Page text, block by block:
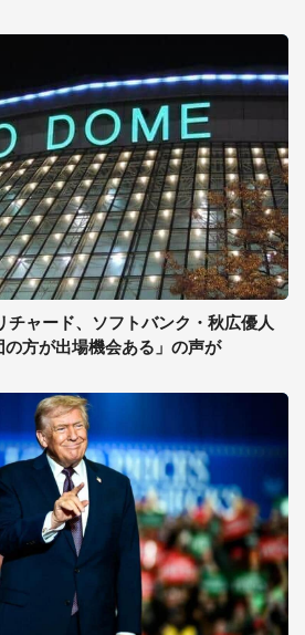
チャード、ソフトバンク・秋広優人
方が出場機会ある」の声が